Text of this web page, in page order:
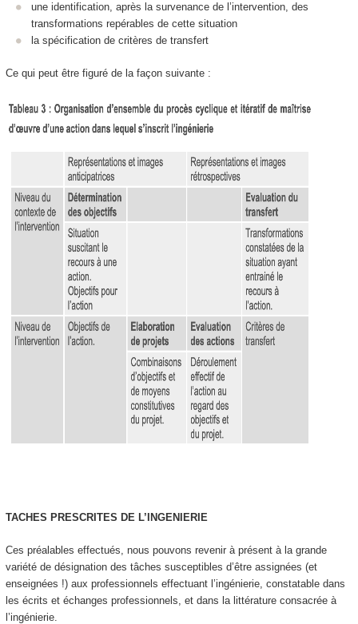
une identification, après la survenance de l’intervention, des
transformations repérables de cette situation
la spécification de critères de transfert
Ce qui peut être figuré de la façon suivante :
TACHES PRESCRITES DE L’INGENIERIE
Ces préalables effectués, nous pouvons revenir à présent à la grande
variété de désignation des tâches susceptibles d’être assignées (et
enseignées !) aux professionnels effectuant l’ingénierie, constatable dans
les écrits et échanges professionnels, et dans la littérature consacrée à
l’ingénierie.